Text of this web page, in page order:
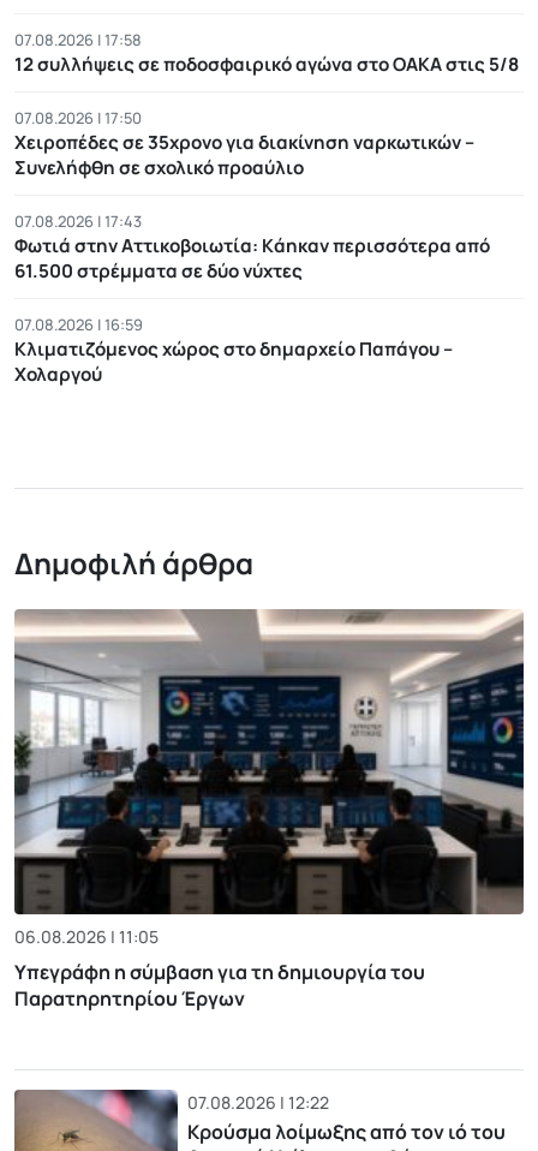
07.08.2026 | 17:58
12 συλλήψεις σε ποδοσφαιρικό αγώνα στο ΟΑΚΑ στις 5/8
07.08.2026 | 17:50
Χειροπέδες σε 35χρονο για διακίνηση ναρκωτικών –
Συνελήφθη σε σχολικό προαύλιο
07.08.2026 | 17:43
Φωτιά στην Αττικοβοιωτία: Kάηκαν περισσότερα από
61.500 στρέμματα σε δύο νύχτες
07.08.2026 | 16:59
Κλιματιζόμενος χώρος στο δημαρχείο Παπάγου –
Χολαργού
Δημοφιλή άρθρα
06.08.2026 | 11:05
Υπεγράφη η σύμβαση για τη δημιουργία του
Παρατηρητηρίου Έργων
07.08.2026 | 12:22
Κρούσμα λοίμωξης από τον ιό του